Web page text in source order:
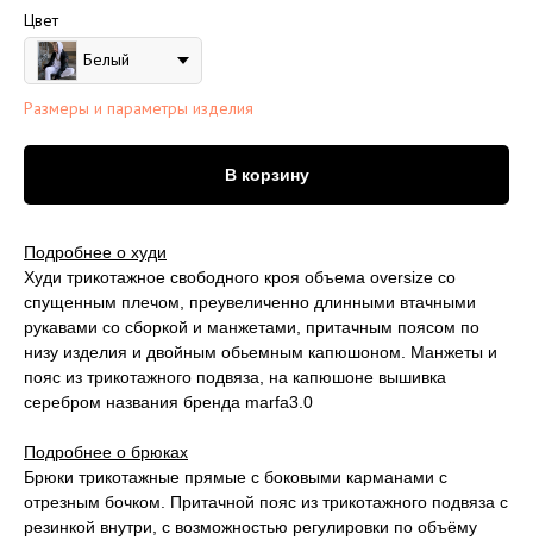
Цвет
Белый
Размеры и параметры изделия
В корзину
Подробнее о худи
Худи трикотажное свободного кроя объема oversize со
спущенным плечом, преувеличенно длинными втачными
рукавами со сборкой и манжетами, притачным поясом по
низу изделия и двойным обьемным капюшоном. Манжеты и
пояс из трикотажного подвяза, на капюшоне вышивка
серебром названия бренда marfa3.0
Подробнее о брюках
Брюки трикотажные прямые с боковыми карманами с
отрезным бочком. Притачной пояс из трикотажного подвяза с
резинкой внутри, с возможностью регулировки по объёму